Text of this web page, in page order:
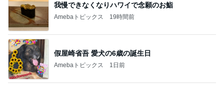
過去最短の飛行時間だったレアな便
Amebaトピックス 1日前